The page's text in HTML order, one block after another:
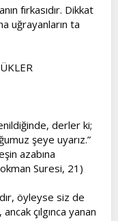
fırkasıdır. Dikkat
uğrayanların ta
derler ki;
şeye uyarız.”
azabına
Suresi, 21)
öyleyse siz de
çılgınca yanan